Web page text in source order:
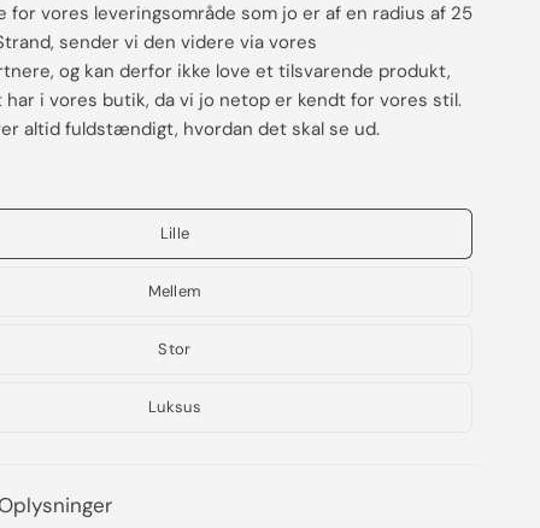
for vores leveringsområde som jo er af en radius af 25
sender vi den videre via vores
og kan derfor ikke love et tilsvarende produkt,
har i vores butik, da vi jo netop er kendt for vores stil.
altid fuldstændigt, hvordan det skal se ud.
Lille
Mellem
Stor
Luksus